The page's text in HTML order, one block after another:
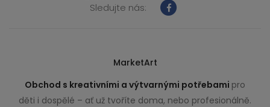
Sledujte nás:
MarketArt
Obchod s kreativními a výtvarnými potřebami pro
děti i dospělé – ať už tvoříte doma, nebo profesionálně.